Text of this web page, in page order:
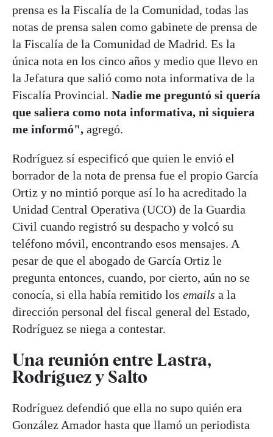
prensa es la Fiscalía de la Comunidad, todas las
notas de prensa salen como gabinete de prensa de
la Fiscalía de la Comunidad de Madrid. Es la
única nota en los cinco años y medio que llevo en
la Jefatura que salió como nota informativa de la
Fiscalía Provincial. Nadie me preguntó si quería
que saliera como nota informativa, ni siquiera
me informó", agregó.
Rodríguez sí especificó que quien le envió el
borrador de la nota de prensa fue el propio García
Ortiz y no mintió porque así lo ha acreditado la
Unidad Central Operativa (UCO) de la Guardia
Civil cuando registró su despacho y volcó su
teléfono móvil, encontrando esos mensajes. A
pesar de que el abogado de García Ortiz le
pregunta entonces, cuando, por cierto, aún no se
conocía, si ella había remitido los emails a la
dirección personal del fiscal general del Estado,
Rodríguez se niega a contestar.
Una reunión entre Lastra,
Rodríguez y Salto
Rodríguez defendió que ella no supo quién era
González Amador hasta que llamó un periodista